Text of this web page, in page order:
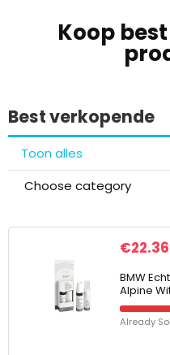
Koop
Best verkopende
Toon alles
Choose category
€22.36
BMW
Alpine Wit
Already